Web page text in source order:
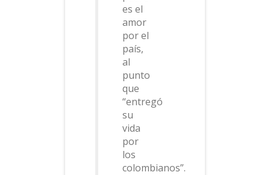
es el
amor
por el
país,
al
punto
que
“entregó
su
vida
por
los
colombianos”.